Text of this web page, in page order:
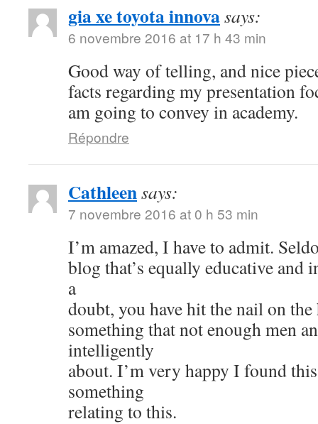
gia xe toyota innovasays:
6 novembre 2016 at 17 h 43 min
Good way of telling, and nice
facts regarding my presentation
am going to convey in academy.
Répondre
Cathleensays:
7 novembre 2016 at 0 h 53 min
I’m amazed, I have to admit.
blog that’s equally educative and
a
doubt, you have hit the nail on the
something that not enough men
intelligently
about. I’m very happy I found
something
relating to this.